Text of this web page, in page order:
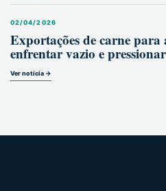
02/04/2026
Exportações de carne
enfrentar vazio e
Ver notícia →